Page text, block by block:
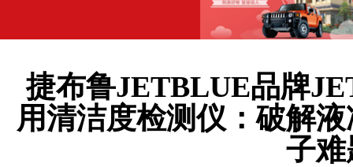
捷布鲁JETBLUE品牌
用清洁度检测仪：破解
子难